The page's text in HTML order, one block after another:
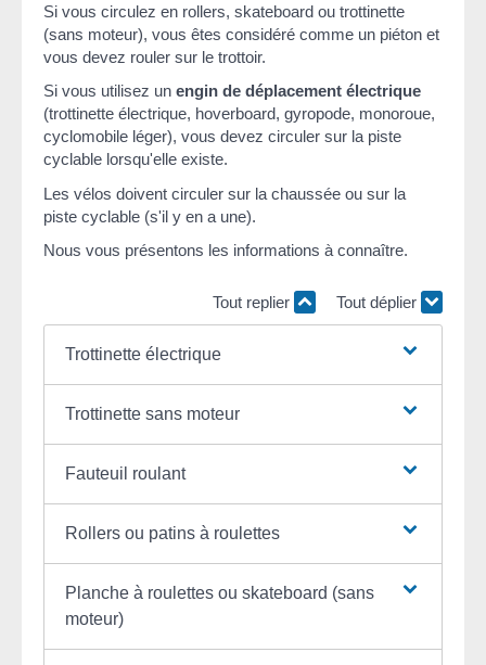
Si vous circulez en rollers, skateboard ou trottinette
(sans moteur), vous êtes considéré comme un piéton et
vous devez rouler sur le trottoir.
Si vous utilisez un engin de déplacement électrique
(trottinette électrique, hoverboard, gyropode, monoroue,
cyclomobile léger), vous devez circuler sur la piste
cyclable lorsqu'elle existe.
Les vélos doivent circuler sur la chaussée ou sur la
piste cyclable (s'il y en a une).
Nous vous présentons les informations à connaître.
Tout replier Tout déplier
Trottinette électrique
Trottinette sans moteur
Fauteuil roulant
Rollers ou patins à roulettes
Planche à roulettes ou skateboard (sans
moteur)